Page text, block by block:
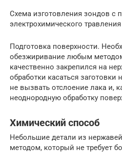
Схема изготовления зондов с
электрохимического травления
Подготовка поверхности.
обезжиривание любым
качественно закрепился на
обработки касаться заготовки
не вызвать отслоение лака и,
неоднородную обработку
Химический способ
Небольшие детали из
методом, который не требует